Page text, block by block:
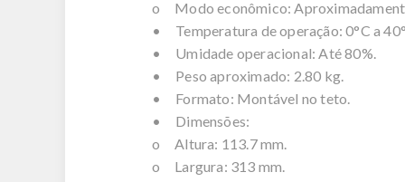
o Modo econômico:
• Temperatura de operação: 0°C a
• Umidade operacional: Até 80%.
• Peso aproximado: 2.80 kg.
• Formato: Montável no teto.
• Dimensões:
o Altura: 113.7 mm.
o Largura: 313 mm.